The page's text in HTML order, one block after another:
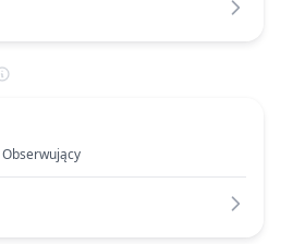
Obserwujący